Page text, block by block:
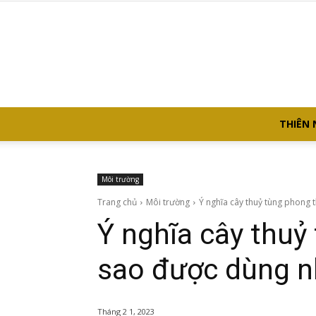
THIÊN
Môi trường
Trang chủ Môi trường Ý nghĩa cây thuỷ tùng phong
Ý nghĩa cây
sao được dùng
Tháng 2 1, 2023